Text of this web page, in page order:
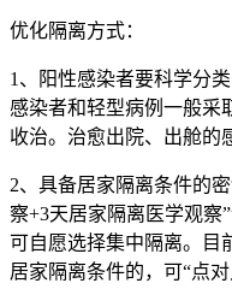
优化隔离方式：
1、阳性感染者要科学分
感染者和轻型病例一般采
收治。治愈出院、出舱的
2、具备居家隔离条件的
察+3天居家隔离医学观察
可自愿选择集中隔离。目
居家隔离条件的，可“点